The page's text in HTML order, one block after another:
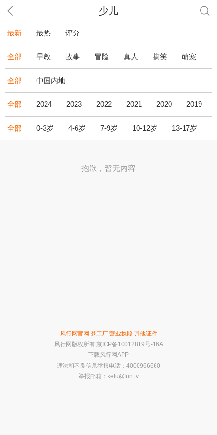
少儿
最新 最热 评分
全部 早教 故事 冒险 真人 搞笑 萌宠
全部 中国内地
全部 2024 2023 2022 2021 2020 2019
全部 0-3岁 4-6岁 7-9岁 10-12岁 13-17岁
抱歉，暂无内容
风行网官网 梦工厂 营业执照 其他证件
风行网版权所有 京ICP备10012819号-16A
下载风行网APP
违法和不良信息举报电话：4000966660
举报邮箱： kefu@fun.tv